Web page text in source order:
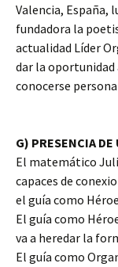
Valencia, España,
fundadora la
actualidad Líder
dar la oportunidad
conocerse
G) PRESENCIA
El matemático
capaces de
el guía como
El guía como
va a heredar la
El guía como